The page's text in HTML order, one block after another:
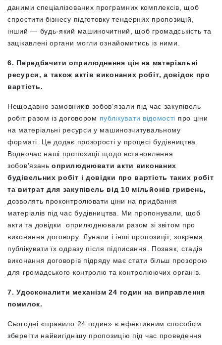
даними спеціалізованих програмних комплексів, щоб
спростити бізнесу підготовку тендерних пропозицій,
інший — будь-який машиночитний, щоб громадськість та
зацікавлені органи могли ознайомитись із ними.
6. Передбачити оприлюднення цін на матеріальні
ресурси, а також актів виконаних робіт, довідок про
вартість.
Нещодавно замовників зобов’язали під час закупівель
робіт разом із договором публікувати відомості про ціни
на матеріальні ресурси у машинозчитувальному
форматі. Це додає прозорості у процесі будівництва.
Водночас наші пропозиції щодо встановлення
зобов’язаньоприлюднювати акти виконаних
будівельних робіт і довідки про вартість таких робіт
та витрат для закупівель від 10 мільйонів гривень,
дозволять проконтролювати ціни на придбання
матеріалів під час будівництва. Ми пропонували, щоб
акти та довідки оприлюднювали разом зі звітом про
виконання договору. Лунали і інші пропозиції, зокрема
публікувати їх одразу після підписання. Позаяк, стадія
виконання договорів підряду має стати більш прозорою
для громадського контролю та контролюючих органів.
7. Удосконалити механізм 24 годин на виправлення
помилок.
Сьогодні «правило 24 годин» є ефективним способом
зберегти найвигіднішу пропозицію під час проведення